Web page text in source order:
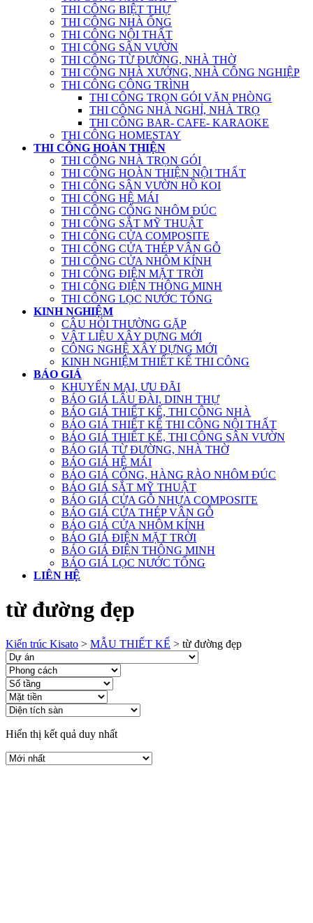
THI CÔNG BIỆT THỰ
THI CÔNG NHÀ ỐNG
THI CÔNG NỘI THẤT
THI CÔNG SÂN VƯỜN
THI CÔNG TỪ ĐƯỜNG, NHÀ THỜ
THI CÔNG NHÀ XƯỞNG, NHÀ CÔNG NGHIỆP
THI CÔNG CÔNG TRÌNH
THI CÔNG TRỌN GÓI VĂN PHÒNG
THI CÔNG NHÀ NGHỈ, NHÀ TRỌ
THI CÔNG BAR- CAFE- KARAOKE
THI CÔNG HOMESTAY
THI CÔNG HOÀN THIỆN
THI CÔNG NHÀ TRỌN GÓI
THI CÔNG HOÀN THIỆN NỘI THẤT
THI CÔNG SÂN VƯỜN HỒ KOI
THI CÔNG HỆ MÁI
THI CÔNG CỔNG NHÔM ĐÚC
THI CÔNG SẮT MỸ THUẬT
THI CÔNG CỬA COMPOSITE
THI CÔNG CỬA THÉP VÂN GỖ
THI CÔNG CỬA NHÔM KÍNH
THI CÔNG ĐIỆN MẶT TRỜI
THI CÔNG ĐIỆN THÔNG MINH
THI CÔNG LỌC NƯỚC TỔNG
KINH NGHIỆM
CÂU HỎI THƯỜNG GẶP
VẬT LIỆU XÂY DỰNG MỚI
CÔNG NGHỆ XÂY DỰNG MỚI
KINH NGHIỆM THIẾT KẾ THI CÔNG
BÁO GIÁ
KHUYẾN MẠI, ƯU ĐÃI
BÁO GIÁ LÂU ĐÀI, DINH THỰ
BÁO GIÁ THIẾT KẾ, THI CÔNG NHÀ
BÁO GIÁ THIẾT KẾ THI CÔNG NỘI THẤT
BÁO GIÁ THIẾT KẾ, THI CÔNG SÂN VƯỜN
BÁO GIÁ TỪ ĐƯỜNG, NHÀ THỜ
BÁO GIÁ HỆ MÁI
BÁO GIÁ CỔNG, HÀNG RÀO NHÔM ĐÚC
BÁO GIÁ SẮT MỸ THUẬT
BÁO GIÁ CỬA GỖ NHỰA COMPOSITE
BÁO GIÁ CỬA THÉP VÂN GỖ
BÁO GIÁ CỬA NHÔM KÍNH
BÁO GIÁ ĐIỆN MẶT TRỜI
BÁO GIÁ ĐIỆN THÔNG MINH
BÁO GIÁ LỌC NƯỚC TỔNG
LIÊN HỆ
từ đường đẹp
Kiến trúc Kisato > MẪU THIẾT KẾ > từ đường đẹp
Hiển thị kết quả duy nhất